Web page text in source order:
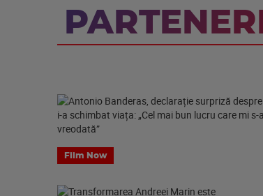
Film Now